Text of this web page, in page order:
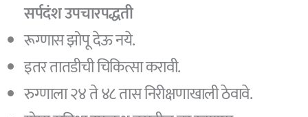
सर्पदंश उपचारपद्धती
रूग्णास झोपू देऊ नये.
इतर तातडीची चिकित्सा करावी.
रुग्णाला २४ ते ४८ तास निरीक्षणाखाली ठेवावे.